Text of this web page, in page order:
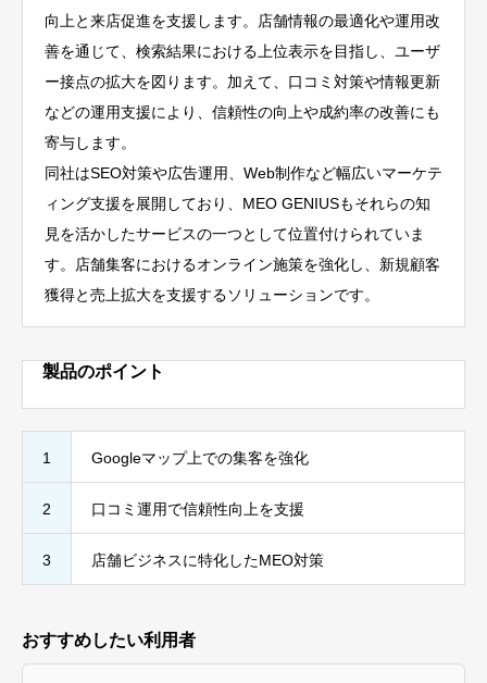
向上と来店促進を支援します。店舗情報の最適化や運用改
善を通じて、検索結果における上位表示を目指し、ユーザ
ー接点の拡大を図ります。加えて、口コミ対策や情報更新
などの運用支援により、信頼性の向上や成約率の改善にも
寄与します。
同社はSEO対策や広告運用、Web制作など幅広いマーケテ
ィング支援を展開しており、MEO GENIUSもそれらの知
見を活かしたサービスの一つとして位置付けられていま
す。店舗集客におけるオンライン施策を強化し、新規顧客
獲得と売上拡大を支援するソリューションです。
製品のポイント
1 Googleマップ上での集客を強化
2 口コミ運用で信頼性向上を支援
3 店舗ビジネスに特化したMEO対策
おすすめしたい利用者